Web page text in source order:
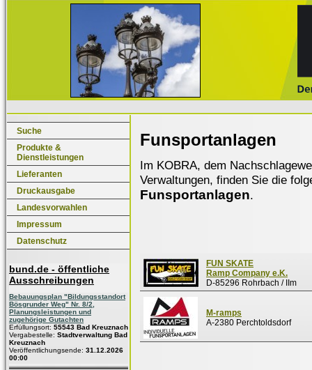
Suche
Produkte &
Dienstleistungen
Lieferanten
Druckausgabe
Landesvorwahlen
Impressum
Datenschutz
bund.de - öffentliche
Ausschreibungen
Bebauungsplan "Bildungsstandort
Bösgrunder Weg" Nr. 8/2,
Planungsleistungen und
zugehörige Gutachten
Erfüllungsort: 55543 Bad Kreuznach
Vergabestelle: Stadtverwaltung Bad
Kreuznach
Veröffentlichungsende: 31.12.2026
00:00
Funsportanlagen
Im KOBRA, dem
Verwaltungen, finden Sie die
Funsportanlagen.
FUN SKATE
Ramp Company e.K.
D-85296 Rohrbach / IIm
M-ramps
A-2380 Perchtoldsdorf